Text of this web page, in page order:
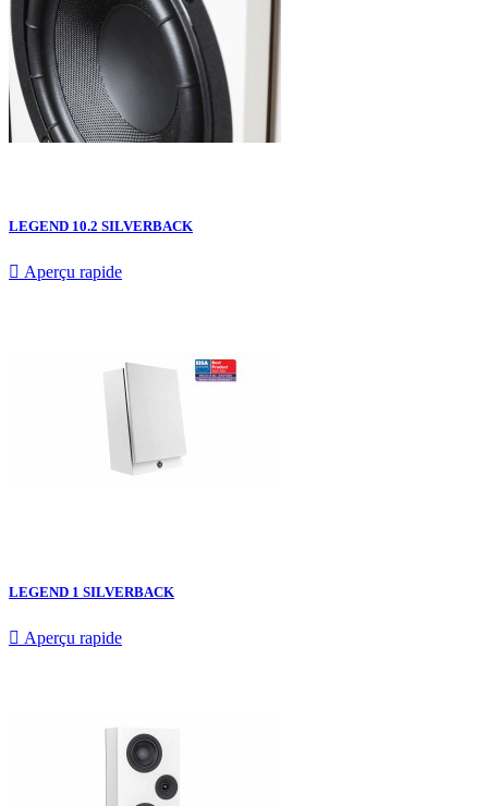
LEGEND 10.2 SILVERBACK
 Aperçu rapide
LEGEND 1 SILVERBACK
 Aperçu rapide